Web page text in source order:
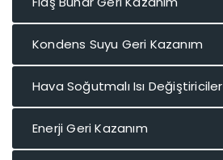
Kondens Suyu Geri Kazanım
Hava Soğutmalı Isı Değiştiriciler
Enerji Geri Kazanım